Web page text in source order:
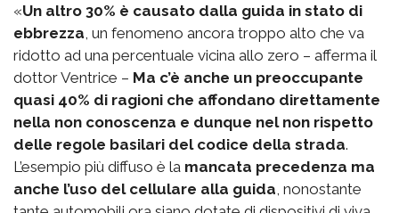
«Un altro 30% è causato dalla guida in stato di
ebbrezza , un fenomeno ancora troppo alto che va
ridotto ad una percentuale vicina allo zero – afferma il
dottor Ventrice – Ma c’è anche un preoccupante
quasi 40% di ragioni che affondano direttamente
nella non conoscenza e dunque nel non rispetto
delle regole basilari del codice della strada.
L’esempio più diffuso è la mancata precedenza ma
anche l’uso del cellulare alla guida , nonostante